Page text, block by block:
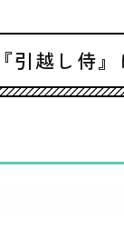
引越し侍